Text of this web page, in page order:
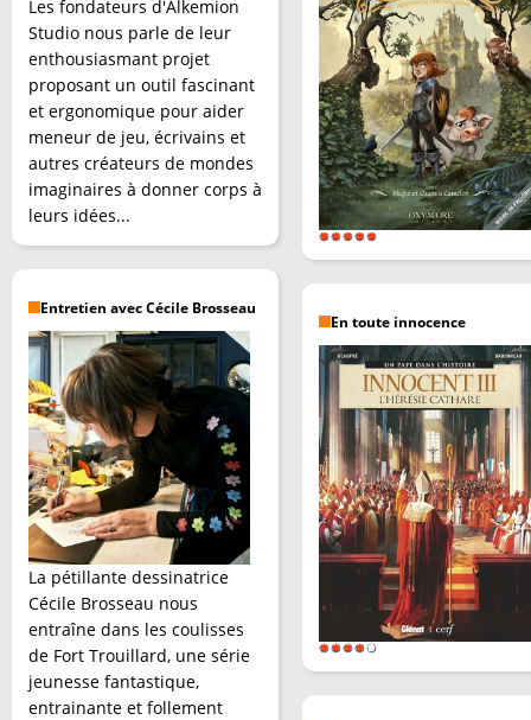
Les fondateurs d'Alkemion
Studio nous parle de leur
enthousiasmant projet
proposant un outil fascinant
et ergonomique pour aider
meneur de jeu, écrivains et
autres créateurs de mondes
imaginaires à donner corps à
leurs idées...
Entretien avec Cécile Brosseau
La pétillante dessinatrice
Cécile Brosseau nous
entraîne dans les coulisses
de Fort Trouillard, une série
jeunesse fantastique,
entrainante et follement
En toute innocence